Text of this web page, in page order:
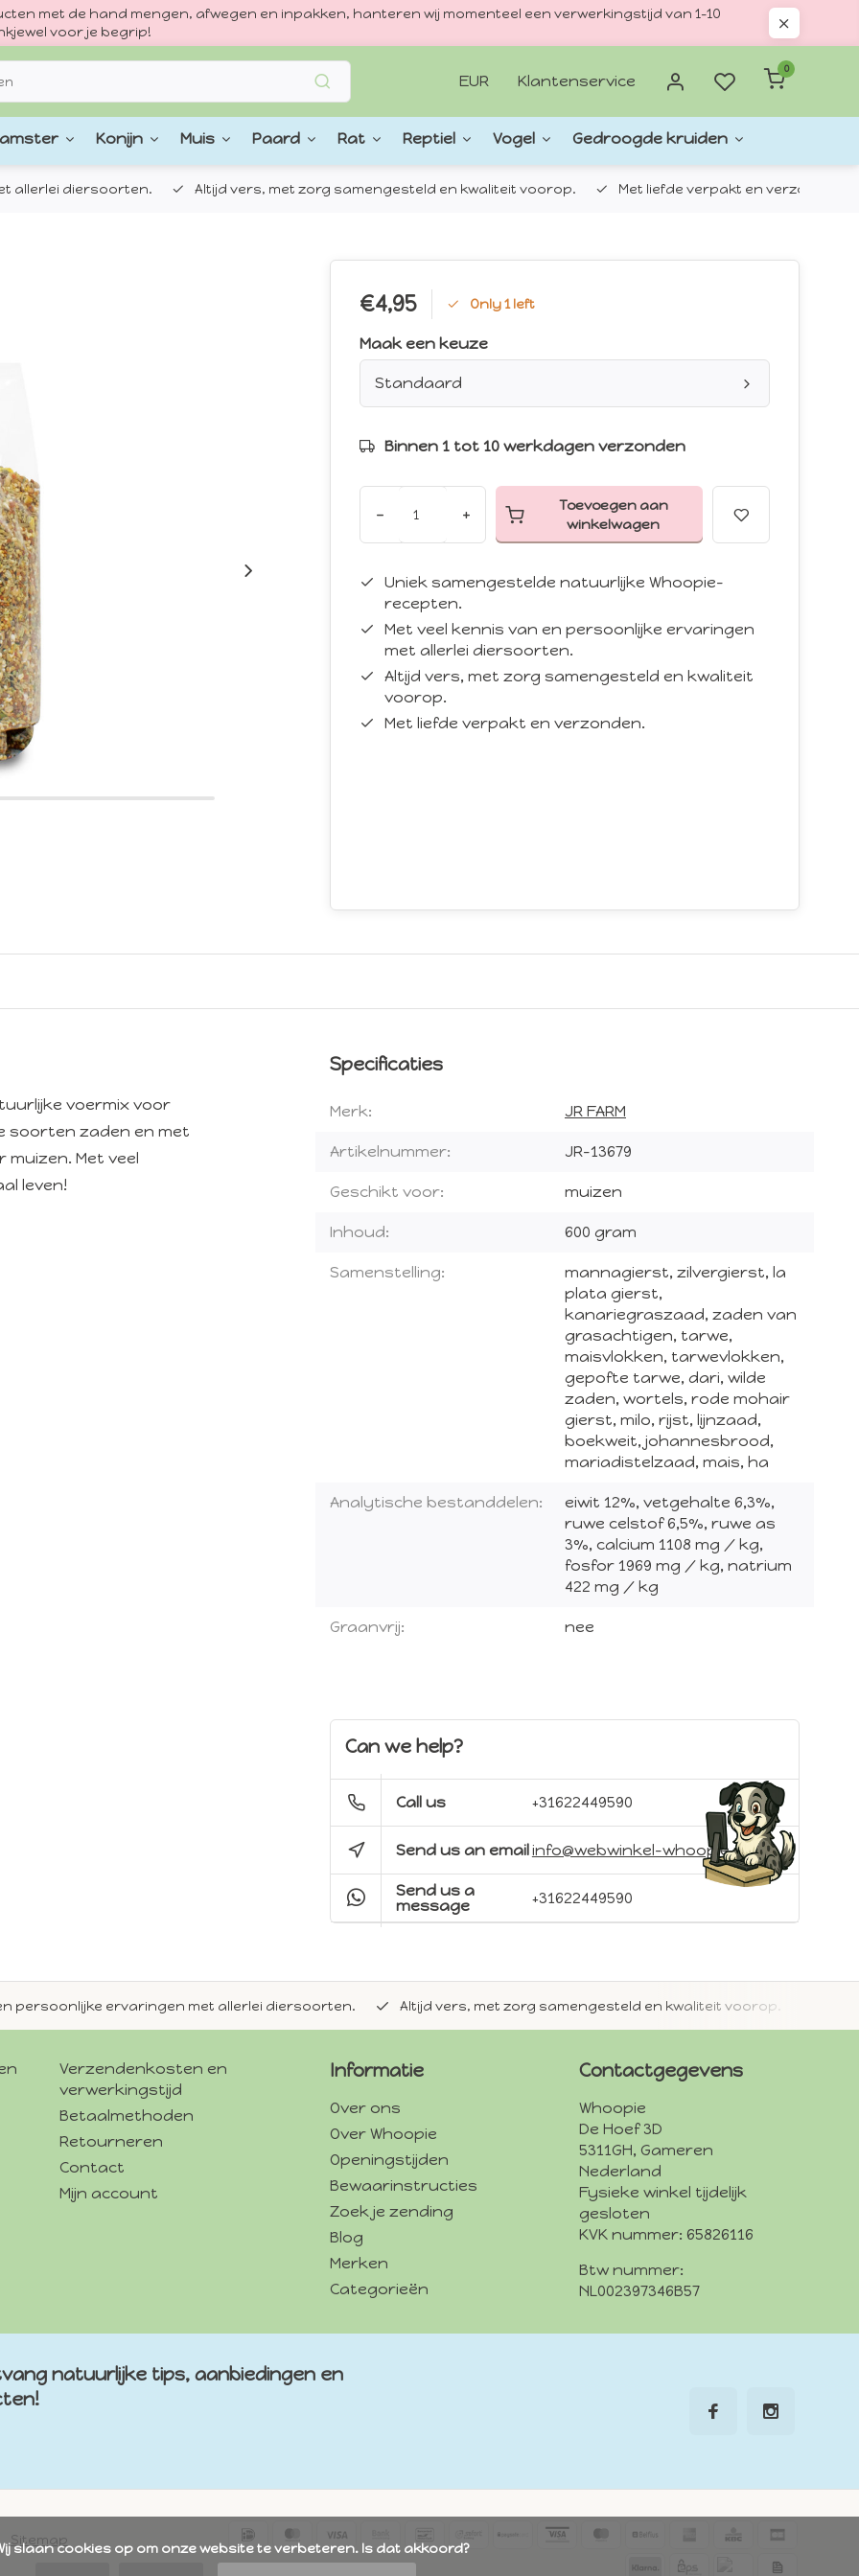
met de hand mengen, afwegen en inpakken, hanteren wij momenteel een verwerkingstijd van 1–10
voor je begrip!
EUR Klantenservice
0
Konijn Muis Paard Rat Reptiel Vogel Gedroogde kruiden
allerlei diersoorten. Altijd vers, met zorg samengesteld en kwaliteit voorop. Met liefde verpakt en verzonden.
€4,95 Only 1 left
Maak een keuze
Standaard
Binnen 1 tot 10 werkdagen verzonden
- +
Toevoegen aan
winkelwagen
Uniek samengestelde natuurlijke Whoopie-
recepten.
Met veel kennis van en persoonlijke ervaringen
met allerlei diersoorten.
Altijd vers, met zorg samengesteld en kwaliteit
voorop.
Met liefde verpakt en verzonden.
voermix voor
soorten zaden en met
Met veel
leven!
Specificaties
Merk: JR FARM
Artikelnummer: JR-13679
Geschikt voor: muizen
Inhoud: 600 gram
Samenstelling:
mannagierst, zilvergierst, la
plata gierst,
kanariegraszaad, zaden van
grasachtigen, tarwe,
maisvlokken, tarwevlokken,
gepofte tarwe, dari, wilde
zaden, wortels, rode mohair
gierst, milo, rijst, lijnzaad,
boekweit, johannesbrood,
mariadistelzaad, mais, ha
Analytische bestanddelen:
eiwit 12%, vetgehalte 6,3%,
ruwe celstof 6,5%, ruwe as
3%, calcium 1108 mg / kg,
fosfor 1969 mg / kg, natrium
422 mg / kg
Graanvrij: nee
Can we help?
Call us +31622449590
Send us an emailinfo@webwinkel-whoopie.nl
Send us a
message
+31622449590
persoonlijke ervaringen met allerlei diersoorten. Altijd vers, met zorg samengesteld en kwaliteit voorop.
Verzendenkosten en
verwerkingstijd
Betaalmethoden
Retourneren
Contact
Mijn account
Informatie
Over ons
Over Whoopie
Openingstijden
Bewaarinstructies
Zoek je zending
Blog
Merken
Categorieën
Contactgegevens
Whoopie
De Hoef 3D
5311GH, Gameren
Nederland
Fysieke winkel tijdelijk
gesloten
KVK nummer: 65826116
Btw nummer:
NL002397346B57
natuurlijke tips, aanbiedingen en
Sitemap